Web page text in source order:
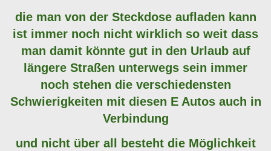
die man von der Steckdose aufladen kann
ist immer noch nicht wirklich so weit dass
man damit könnte gut in den Urlaub auf
längere Straßen unterwegs sein immer
noch stehen die verschiedensten
Schwierigkeiten mit diesen E Autos auch in
Verbindung
und nicht über all besteht die Möglichkeit